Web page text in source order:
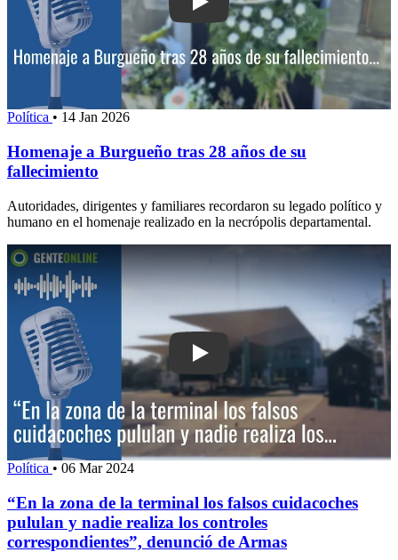
Play: Homenaje a Burgueño tras 28
Política • 14 Jan 2026
Homenaje a Burgueño tras 28 años de su
fallecimiento
Autoridades, dirigentes y familiares recordaron su legado político y
humano en el homenaje realizado en la necrópolis departamental.
Play: “En la zona de la terminal los
Política • 06 Mar 2024
“En la zona de la terminal los falsos cuidacoches
pululan y nadie realiza los controles
correspondientes”, denunció de Armas